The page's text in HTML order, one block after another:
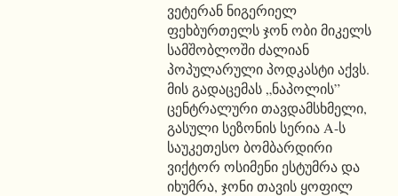
ვეტერან ნიგერიელ
ფეხბურთელს ჯონ ობი მიკელს
სამშობლოში ძალიან
პოპულარული პოდკასტი აქვს.
მის გადაცემას „ნაპოლის”
ცენტრალური თავდამსხმელი,
გასული სეზონის სერია A-ს
საუკეთესო ბომბარდირი
ვიქტორ ოსიმენი ესტუმრა და
იხუმრა, ჯონი თავის ყოფილ